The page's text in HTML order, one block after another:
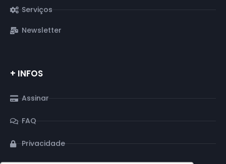
Serviços
Newsletter
+ INFOS
Assinar
FAQ
Privacidade